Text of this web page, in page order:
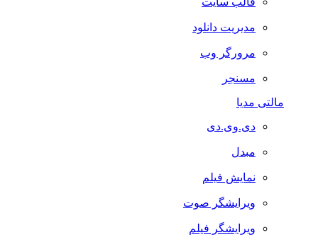
مدیریت دانلود
مرورگر وب
مسنجر
مالتی مدیا
دی.وی.دی
مبدل
نمایش فیلم
ویرایشگر صوت
ویرایشگر فیلم